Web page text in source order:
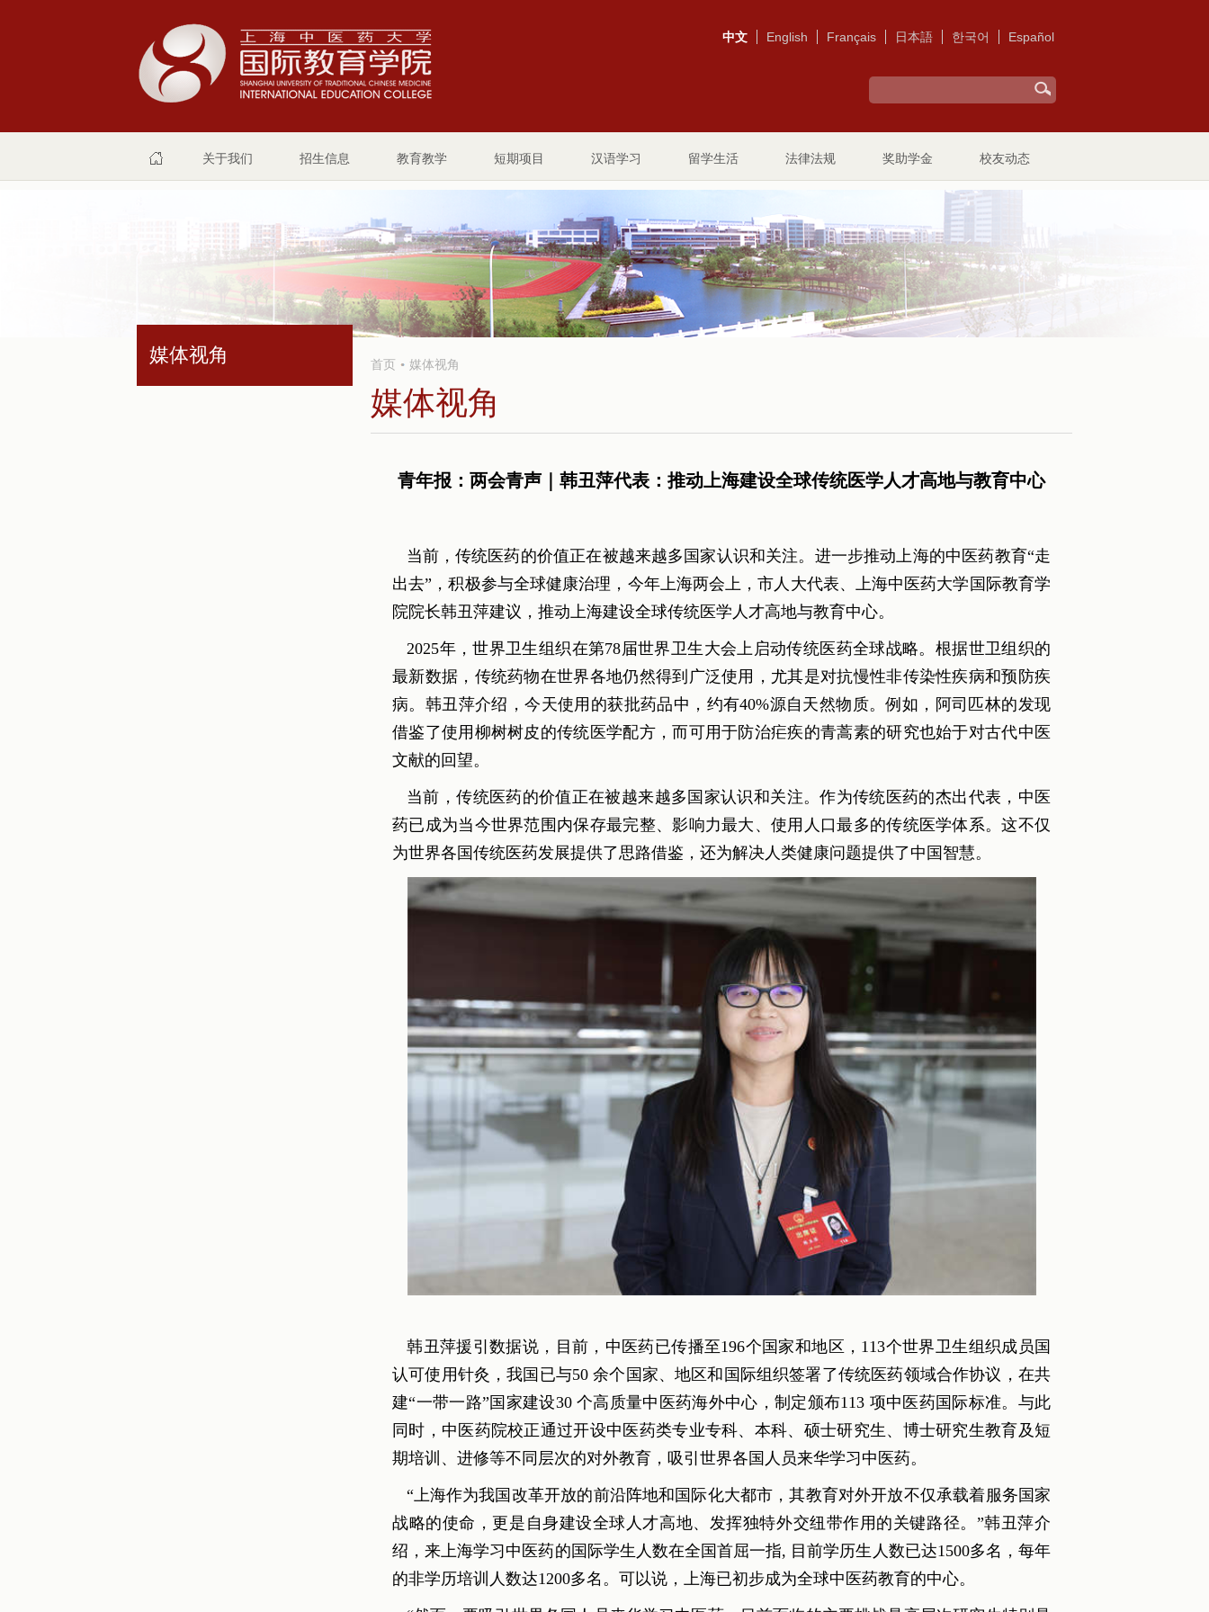
中文 English Français 日本語 한국어 Español
关于我们 招生信息 教育教学 短期项目 汉语学习 留学生活 法律法规 奖助学金 校友动态
媒体视角 首页 媒体视角
媒体视角
青年报：两会青声｜韩丑萍代表：推动上海建设全球传统医学人才高地与教育中心
当前，传统医药的价值正在被越来越多国家认识和关注。进一步推动上海的中医药教育“走
出去”，积极参与全球健康治理，今年上海两会上，市人大代表、上海中医药大学国际教育学
院院长韩丑萍建议，推动上海建设全球传统医学人才高地与教育中心。
2025年，世界卫生组织在第78届世界卫生大会上启动传统医药全球战略。根据世卫组织的
最新数据，传统药物在世界各地仍然得到广泛使用，尤其是对抗慢性非传染性疾病和预防疾
病。韩丑萍介绍，今天使用的获批药品中，约有40%源自天然物质。例如，阿司匹林的发现
借鉴了使用柳树树皮的传统医学配方，而可用于防治疟疾的青蒿素的研究也始于对古代中医
文献的回望。
当前，传统医药的价值正在被越来越多国家认识和关注。作为传统医药的杰出代表，中医
药已成为当今世界范围内保存最完整、影响力最大、使用人口最多的传统医学体系。这不仅
为世界各国传统医药发展提供了思路借鉴，还为解决人类健康问题提供了中国智慧。
韩丑萍援引数据说，目前，中医药已传播至196个国家和地区，113个世界卫生组织成员国
认可使用针灸，我国已与50 余个国家、地区和国际组织签署了传统医药领域合作协议，在共
建“一带一路”国家建设30 个高质量中医药海外中心，制定颁布113 项中医药国际标准。与此
同时，中医药院校正通过开设中医药类专业专科、本科、硕士研究生、博士研究生教育及短
期培训、进修等不同层次的对外教育，吸引世界各国人员来华学习中医药。
“上海作为我国改革开放的前沿阵地和国际化大都市，其教育对外开放不仅承载着服务国家
战略的使命，更是自身建设全球人才高地、发挥独特外交纽带作用的关键路径。”韩丑萍介
绍，来上海学习中医药的国际学生人数在全国首屈一指, 目前学历生人数已达1500多名，每年
的非学历培训人数达1200多名。可以说，上海已初步成为全球中医药教育的中心。